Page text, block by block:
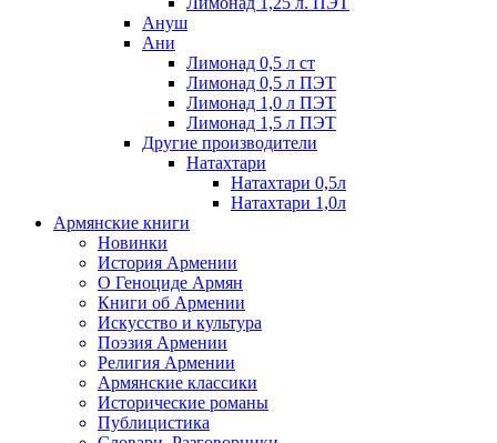
Ануш
Ани
Лимонад 0,5 л ст
Лимонад 0,5 л ПЭТ
Лимонад 1,0 л ПЭТ
Лимонад 1,5 л ПЭТ
Другие производители
Натахтари
Натахтари 0,5л
Натахтари 1,0л
Армянские книги
Новинки
История Армении
О Геноциде Армян
Книги об Армении
Иcкусство и культура
Поэзия Армении
Религия Армении
Армянские классики
Исторические романы
Публицистика